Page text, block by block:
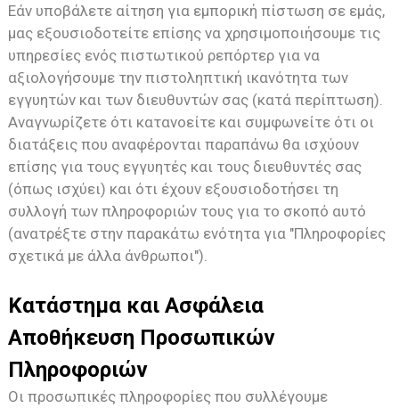
Εάν υποβάλετε αίτηση για εμπορική πίστωση σε εμάς,
μας εξουσιοδοτείτε επίσης να χρησιμοποιήσουμε τις
υπηρεσίες ενός πιστωτικού ρεπόρτερ για να
αξιολογήσουμε την πιστοληπτική ικανότητα των
εγγυητών και των διευθυντών σας (κατά περίπτωση).
Αναγνωρίζετε ότι κατανοείτε και συμφωνείτε ότι οι
διατάξεις που αναφέρονται παραπάνω θα ισχύουν
επίσης για τους εγγυητές και τους διευθυντές σας
(όπως ισχύει) και ότι έχουν εξουσιοδοτήσει τη
συλλογή των πληροφοριών τους για το σκοπό αυτό
(ανατρέξτε στην παρακάτω ενότητα για "Πληροφορίες
σχετικά με άλλα άνθρωποι").
Κατάστημα και Ασφάλεια
Αποθήκευση Προσωπικών
Πληροφοριών
Οι προσωπικές πληροφορίες που συλλέγουμε